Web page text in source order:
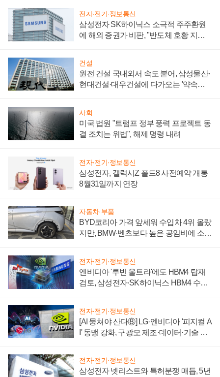
전자·전기·정보통신
삼성전자 SK하이닉스 소극적 주주환원
에 해외 증권가 비판, "반도체 호황 지속
건설
원전 건설 국내외서 속도 붙어, 삼성물산·
현대건설·대우건설에 다가오는 '약속의
사회
미국 법원 "트럼프 정부 풍력 프로젝트 동
결 조치는 위법", 해제 명령 내려
전자·전기·정보통신
삼성전자, 갤럭시Z 폴드8 사전예약 개통
8월31일까지 연장
자동차·부품
BYD코리아 가격 앞세워 수입차 4위 올랐
지만, BMW·벤츠보다 높은 공임비에 소비
전자·전기·정보통신
엔비디아 '루빈 울트라'에도 HBM4 탑재
검토, 삼성전자·SK하이닉스 HBM4 수율
전자·전기·정보통신
[AI 뭉쳐야 산다⑧] LG·엔비디아 '피지컬 A
I' 동맹 강화, 구광모 제조·데이터·기술 결
전자·전기·정보통신
삼성전자 넷리스트와 특허분쟁 매듭, 5년